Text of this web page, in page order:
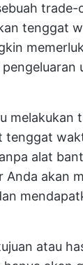
trade-
tenggat
melakukan
tenggat
alat
Anda akan
atau